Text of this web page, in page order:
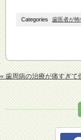
Categories 歯医者が怖
« 歯周病の治療が痛すぎて